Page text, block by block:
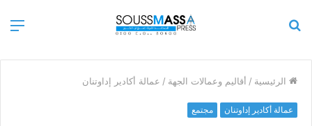
الرئيسية / أقاليم وعمالات الجهة / عمالة أكادير إداوتنان
عمالة أكادير إداوتنان مجتمع